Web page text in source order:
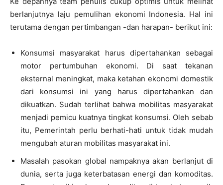
berlanjutnya laju pemulihan ekonomi Indonesia. Hal ini
terutama dengan pertimbangan -dan harapan- berikut ini:
Konsumsi masyarakat harus dipertahankan sebagai
motor pertumbuhan ekonomi. Di saat tekanan
eksternal meningkat, maka ketahan ekonomi domestik
dari konsumsi ini yang harus dipertahankan dan
dikuatkan. Sudah terlihat bahwa mobilitas masyarakat
menjadi pemicu kuatnya tingkat konsumsi. Oleh sebab
itu, Pemerintah perlu berhati-hati untuk tidak mudah
mengubah aturan mobilitas masyarakat ini.
Masalah pasokan global nampaknya akan berlanjut di
dunia, serta juga keterbatasan energi dan komoditas.